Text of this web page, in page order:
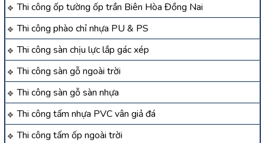
Thi công ốp tường ốp trần Biên Hòa Đồng Nai
Thi công phào chỉ nhựa PU & PS
Thi công sàn chịu lực lắp gác xép
Thi công sàn gỗ ngoài trời
Thi công sàn gỗ sàn nhựa
Thi công tấm nhựa PVC vân giả đá
Thi công tấm ốp ngoài trời